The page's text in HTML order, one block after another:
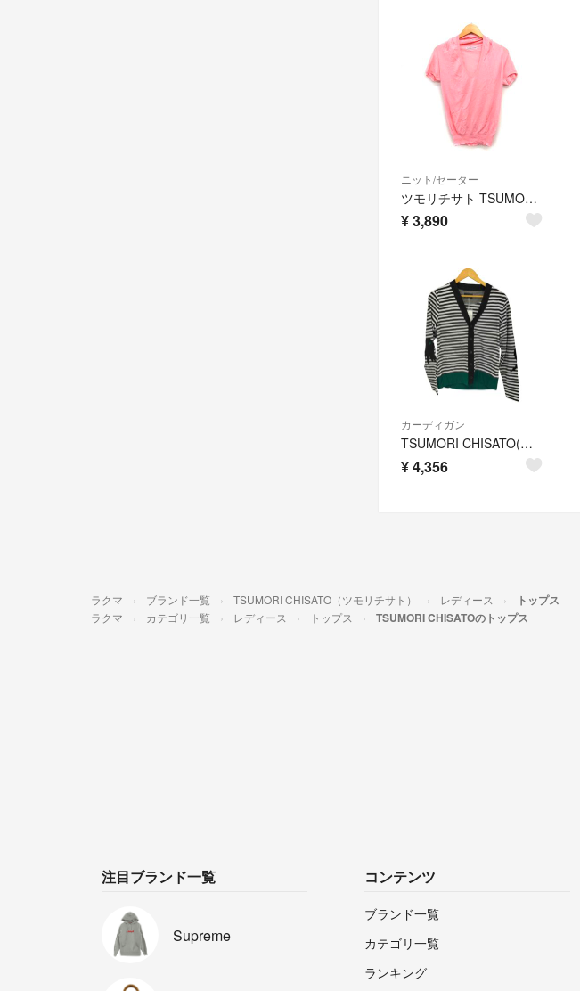
ニット/セーター
ツモリチサト TSUMORI CHISATO ニット セーター 半袖 ピンク
¥3,890
カーディガン
TSUMORI CHISATO(ツモリチサト) レディース トップス
¥4,356
ラクマ ブランド一覧 TSUMORI CHISATO（ツモリチサト） レディース トップス
ラクマ カテゴリ一覧 レディース トップス TSUMORI CHISATOのトップス
注目ブランド一覧
Supreme
コンテンツ
ブランド一覧
カテゴリ一覧
ランキング